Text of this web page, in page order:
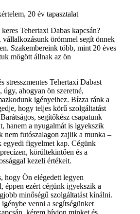
20 év tapasztalat
Tehertaxi Dabas kapcsán?
vállalkozásunk örömmel segít önnek
Szakembereink több, mint 20 éves
mögött állnak az ön
stresszmentes Tehertaxi Dabast
ahogyan ön szeretné,
igényeihez. Bízza ránk a
hogy teljes körű szolgáltatást
segítőkész csapatunk
hanem a nyugalmát is igyekszik
nem futószalagon zajlik a munka –
egyedi figyelmet kap. Cégünk
körültekintően és a
kezeli értékeit.
hogy Ön elégedett legyen
éppen ezért cégünk igyekszik a
minőségű szolgáltatást kínálni.
venni a segítségünket
kérem hívjon minket és